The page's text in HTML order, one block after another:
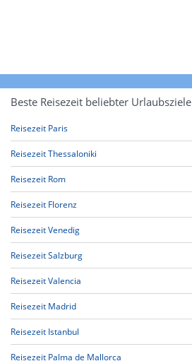
Beste Reisezeit beliebter Urlaubsziele
Reisezeit Paris
Reisezeit Thessaloniki
Reisezeit Rom
Reisezeit Florenz
Reisezeit Venedig
Reisezeit Salzburg
Reisezeit Valencia
Reisezeit Madrid
Reisezeit Istanbul
Reisezeit Palma de Mallorca